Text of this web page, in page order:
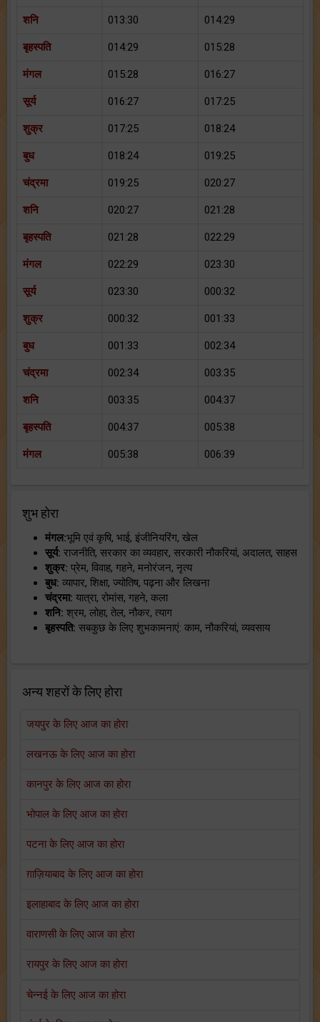
शनि 013:30 014:29
बृहस्पति 014:29 015:28
मंगल 015:28 016:27
सूर्य 016:27 017:25
शुक्र 017:25 018:24
बुध 018:24 019:25
चंद्रमा 019:25 020:27
शनि 020:27 021:28
बृहस्पति 021:28 022:29
मंगल 022:29 023:30
सूर्य 023:30 000:32
शुक्र 000:32 001:33
बुध 001:33 002:34
चंद्रमा 002:34 003:35
शनि 003:35 004:37
बृहस्पति 004:37 005:38
मंगल 005:38 006:39
शुभ होरा
मंगल:भूमि एवं कृषि, भाई, इंजीनियरिंग, खेल
सूर्य: राजनीति, सरकार का व्यवहार, सरकारी नौकरियां, अदालत, साहस
शुक्र: प्रेम, विवाह, गहने, मनोरंजन, नृत्य
बुध: व्यापार, शिक्षा, ज्योतिष, पढ़ना और लिखना
चंद्रमा: यात्रा, रोमांस, गहने, कला
शनि: श्रम, लोहा, तेल, नौकर, त्याग
बृहस्पति: सबकुछ के लिए शुभकामनाएं: काम, नौकरियां, व्यवसाय
अन्य शहरों के लिए होरा
जयपुर के लिए आज का होरा
लखनऊ के लिए आज का होरा
कानपुर के लिए आज का होरा
भोपाल के लिए आज का होरा
पटना के लिए आज का होरा
ग़ाज़ियाबाद के लिए आज का होरा
इलाहाबाद के लिए आज का होरा
वाराणसी के लिए आज का होरा
रायपुर के लिए आज का होरा
चेन्नई के लिए आज का होरा